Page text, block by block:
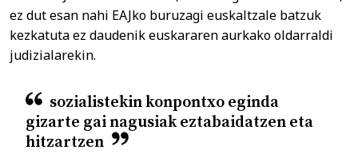
ez dut esan nahi EAJko buruzagi euskaltzale batzuk
kezkatuta ez daudenik euskararen aurkako oldarraldi
judizialarekin.
sozialistekin konpontxo eginda
gizarte gai nagusiak eztabaidatzen eta
hitzartzen